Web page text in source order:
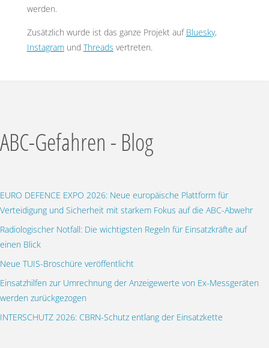
werden.
Zusätzlich wurde ist das ganze Projekt auf Bluesky,
Instagramund Threads vertreten.
ABC-Gefahren - Blog
EURO DEFENCE EXPO 2026: Neue europäische Plattform für
Verteidigung und Sicherheit mit starkem Fokus auf die ABC-Abwehr
Radiologischer Notfall: Die wichtigsten Regeln für Einsatzkräfte auf
einen Blick
Neue TUIS-Broschüre veröffentlicht
Einsatzhilfen zur Umrechnung der Anzeigewerte von Ex-Messgeräten
werden zurückgezogen
INTERSCHUTZ 2026: CBRN-Schutz entlang der Einsatzkette